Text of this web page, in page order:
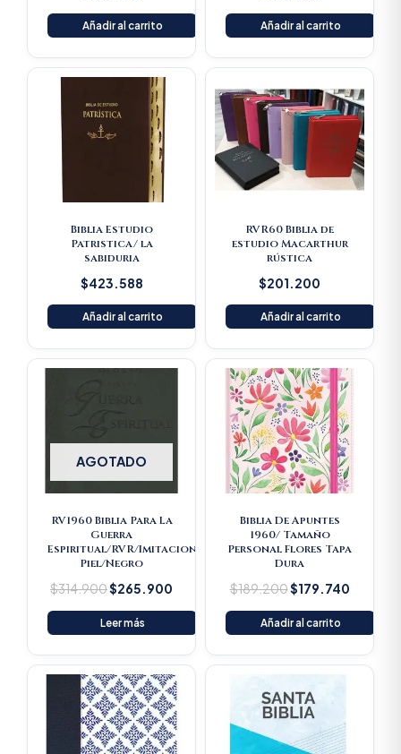
Añadir al carrito Añadir al carrito
Biblia Estudio
Patristica/ la
sabiduria
$423.588
Añadir al carrito
RVR60 Biblia de
estudio Macarthur
rústica
$201.200
Añadir al carrito
AGOTADO
RV1960 Biblia Para La
Guerra
Espiritual/RVR/Imitacion
Piel/Negro
$314.900
Original
$314.900.
$265.900
Current
$265.900.
Leer más
Biblia De Apuntes
1960/ Tamaño
Personal Flores Tapa
Dura
$189.200
Original
price
was:
$189.200.
$179.740
Current
price
Añadir al carrito
Original
price
was:
$16.500.
Current
$15.675.